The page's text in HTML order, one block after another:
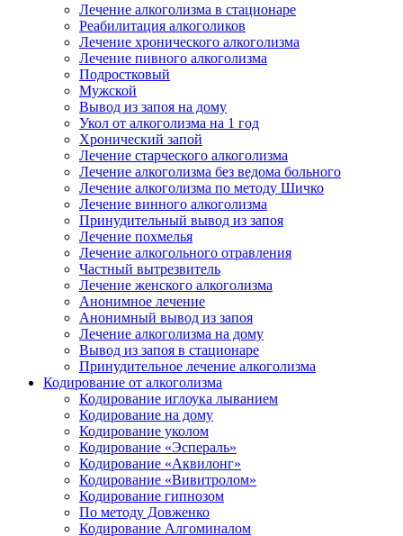
Лечение алкоголизма в стационаре
Реабилитация алкоголиков
Лечение хронического алкоголизма
Лечение пивного алкоголизма
Подростковый
Мужской
Вывод из запоя на дому
Укол от алкоголизма на 1 год
Хронический запой
Лечение старческого алкоголизма
Лечение алкоголизма без ведома больного
Лечение алкоголизма по методу Шичко
Лечение винного алкоголизма
Принудительный вывод из запоя
Лечение похмелья
Лечение алкогольного отравления
Частный вытрезвитель
Лечение женского алкоголизма
Анонимное лечение
Анонимный вывод из запоя
Лечение алкоголизма на дому
Вывод из запоя в стационаре
Принудительное лечение алкоголизма
Кодирование от алкоголизма
Кодирование иглоука лыванием
Кодирование на дому
Кодирование уколом
Кодирование «Эспераль»
Кодирование «Аквилонг»
Кодирование «Вивитролом»
Кодирование гипнозом
По методу Довженко
Кодирование Алгоминалом